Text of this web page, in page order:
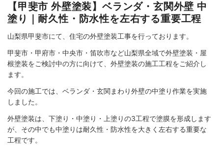
【甲斐市 外壁塗装】ベランダ・玄関外壁 中
塗り｜耐久性・防水性を左右する重要工程
山梨県甲斐市にて、住宅の外壁塗装工事を行っております。
甲斐市・甲府市・中央市・笛吹市など山梨県全域で外壁塗装・屋
根塗装をご検討中の方に向けて、外壁塗装の施工工程をご紹介し
ます。
今回の施工では、ベランダ・玄関まわり外壁の中塗り作業を実施
しました。
外壁塗装は、下塗り・中塗り・上塗りの3工程で塗膜を形成します
が、その中でも中塗りは耐久性・防水性を大きく左右する重要な
工程です。